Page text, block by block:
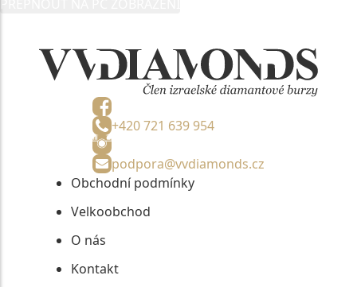
+420 721 639 954
podpora@vvdiamonds.cz
Obchodní podmínky
Velkoobchod
O nás
Kontakt